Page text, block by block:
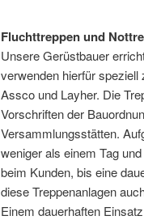
Fluchttreppen und
Unsere Gerüstbauer
verwenden hierfür
Assco und Layher. Die
Vorschriften der
Versammlungsstätten.
weniger als einem Tag
beim Kunden, bis eine
diese Treppenanlagen
Einem dauerhaften